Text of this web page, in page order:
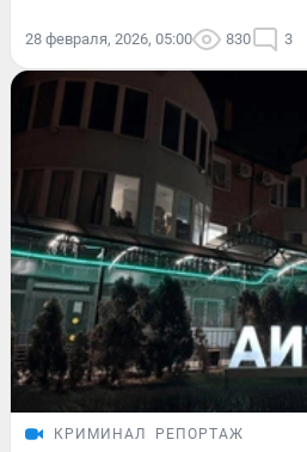
28 февраля, 2026, 05:00 830 3
КРИМИНАЛ РЕПОРТАЖ